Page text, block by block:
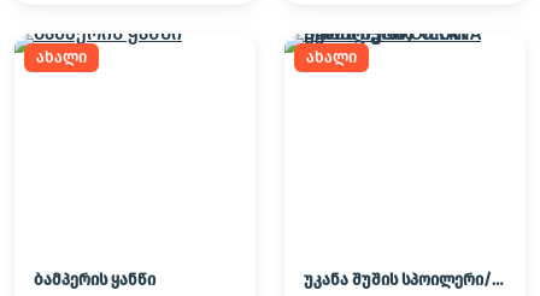
ახალი
ბამპერის ყანწი
ახალი
უკანა შუშის სპოილერი/ UKANA SHUSHIS SPOILERI